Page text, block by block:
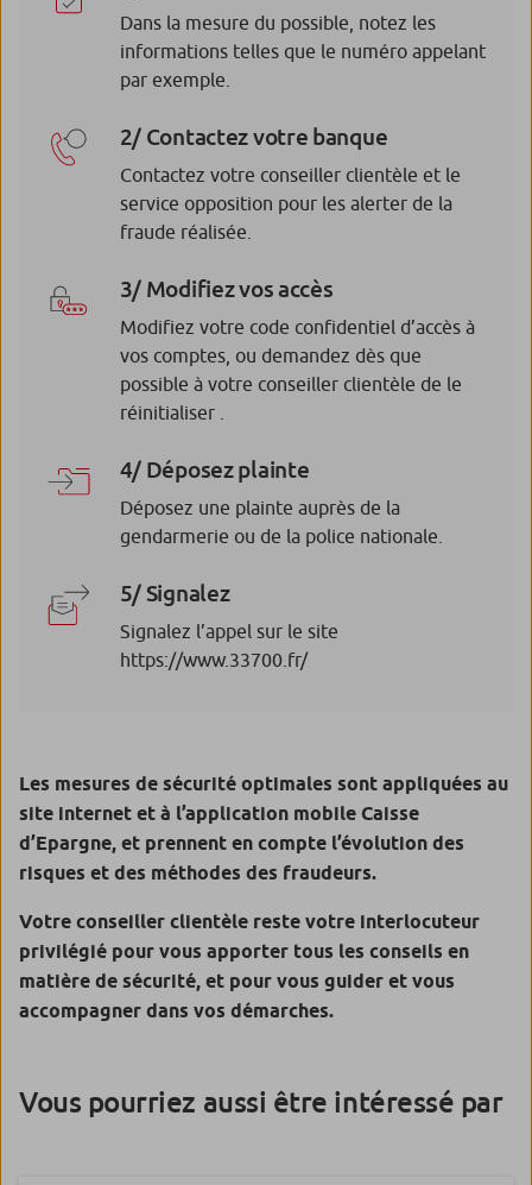
Dans la mesure du possible, notez les
informations telles que le numéro appelant
par exemple.
2/ Contactez votre banque
Contactez votre conseiller clientèle et le
service opposition pour les alerter de la
fraude réalisée.
3/ Modifiez vos accès
Modifiez votre code confidentiel d’accès à
vos comptes, ou demandez dès que
possible à votre conseiller clientèle de le
réinitialiser .
4/ Déposez plainte
Déposez une plainte auprès de la
gendarmerie ou de la police nationale.
5/ Signalez
Signalez l’appel sur le site
https://www.33700.fr/
Les mesures de sécurité optimales sont appliquées au
site internet et à l’application mobile Caisse
d’Epargne, et prennent en compte l’évolution des
risques et des méthodes des fraudeurs.
Votre conseiller clientèle reste votre interlocuteur
privilégié pour vous apporter tous les conseils en
matière de sécurité, et pour vous guider et vous
accompagner dans vos démarches.
Vous pourriez aussi être intéressé par